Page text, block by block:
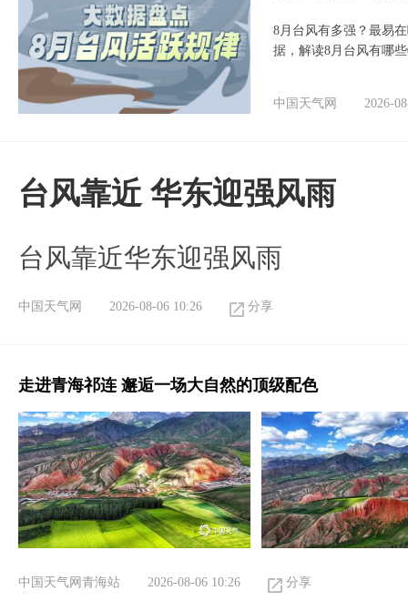
8月台风有多强？最易
据，解读8月台风有哪
中国天气网 2026-
台风靠近 华东迎强风雨
台风靠近华东迎强风雨
中国天气网 2026-08-06 10:26 分享
走进青海祁连 邂逅一场大自然的顶级配色
中国天气网青海站 2026-08-06 10:26 分享